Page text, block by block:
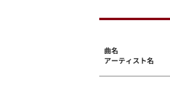
曲名
アーティスト名